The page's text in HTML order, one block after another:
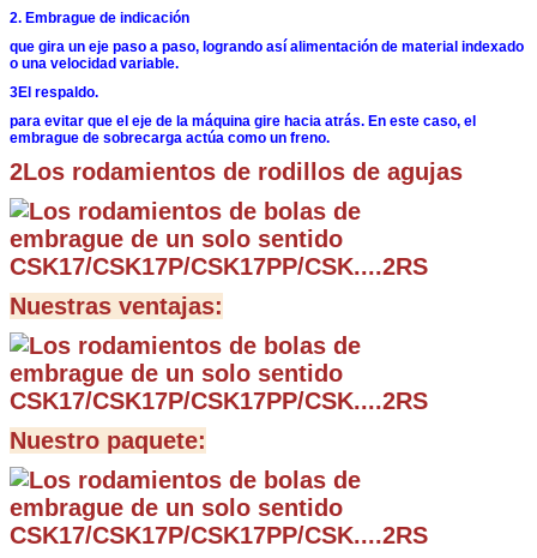
2. Embrague de indicación
que gira un eje paso a paso, logrando así alimentación de material indexado
o una velocidad variable.
3El respaldo.
para evitar que el eje de la máquina gire hacia atrás. En este caso, el
embrague de sobrecarga actúa como un freno.
2Los rodamientos de rodillos de agujas
Nuestras ventajas:
Nuestro paquete: